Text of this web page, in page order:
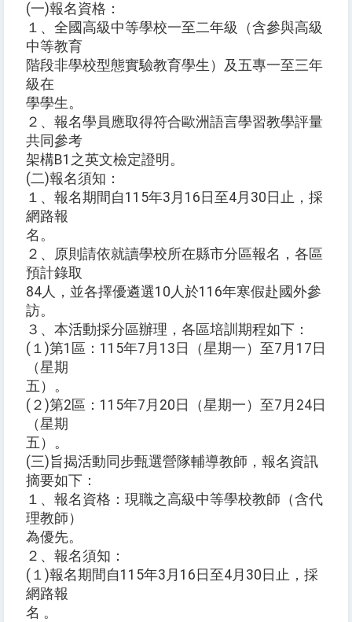
(一)報名資格：
１、全國高級中等學校一至二年級（含參與高級
中等教育
階段非學校型態實驗教育學生）及五專一至三年
級在
學學生。
２、報名學員應取得符合歐洲語言學習教學評量
共同參考
架構B1之英文檢定證明。
(二)報名須知：
１、報名期間自115年3月16日至4月30日止，採
網路報
名。
２、原則請依就讀學校所在縣市分區報名，各區
預計錄取
84人，並各擇優遴選10人於116年寒假赴國外參
訪。
３、本活動採分區辦理，各區培訓期程如下：
(１)第1區：115年7月13日（星期一）至7月17日
（星期
五）。
(２)第2區：115年7月20日（星期一）至7月24日
（星期
五）。
(三)旨揭活動同步甄選營隊輔導教師，報名資訊
摘要如下：
１、報名資格：現職之高級中等學校教師（含代
理教師）
為優先。
２、報名須知：
(１)報名期間自115年3月16日至4月30日止，採
網路報
名 。